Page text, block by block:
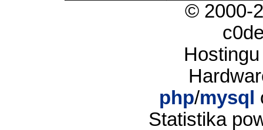
© 2000-
php/mysql
Statistika